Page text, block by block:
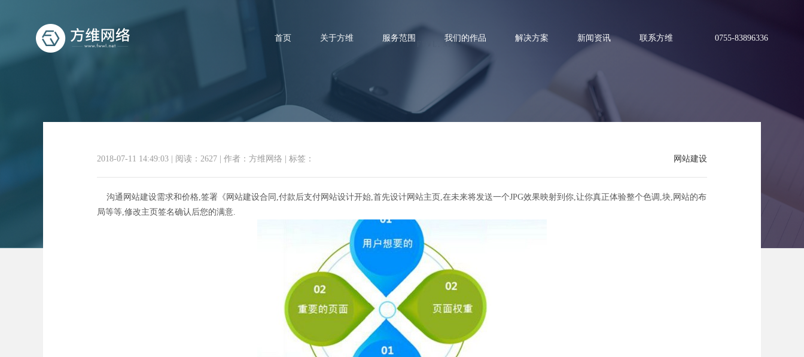
首页 关于方维 服务范围 我们的作品 解决方案 新闻资讯 联系方维 0755-83896336
响应式网站建设：做好网站建设的几个巧妙方法 网站建设
2018-07-11 14:49:03 阅读：2627 作者：方维网络 标签：
沟通网站建设需求和价格,签署《网站建设合同,付款后支付网站设计开始,首先设计网站主页,在未来将发送一个JPG效果映射到你,让你真正体验整个色调,块,网站的布
局等等,修改主页签名确认后您的满意.